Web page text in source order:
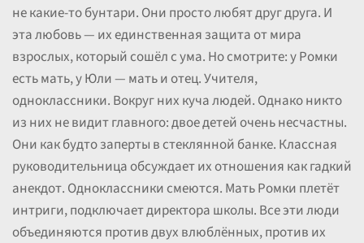
не какие-то бунтари. Они просто любят друг друга. И
эта любовь — их единственная защита от мира
взрослых, который сошёл с ума. Но смотрите: у Ромки
есть мать, у Юли — мать и отец. Учителя,
одноклассники. Вокруг них куча людей. Однако никто
из них не видит главного: двое детей очень несчастны.
Они как будто заперты в стеклянной банке. Классная
руководительница обсуждает их отношения как гадкий
анекдот. Одноклассники смеются. Мать Ромки плетёт
интриги, подключает директора школы. Все эти люди
объединяются против двух влюблённых, против их